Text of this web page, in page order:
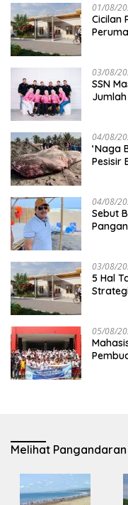
01/08/
Cicilan
03/08/
SSN
04/08/
‘Naga
Pesisir
04/08/
Sebut
03/08/
5 Hal
05/08/
Melihat Pangandaran